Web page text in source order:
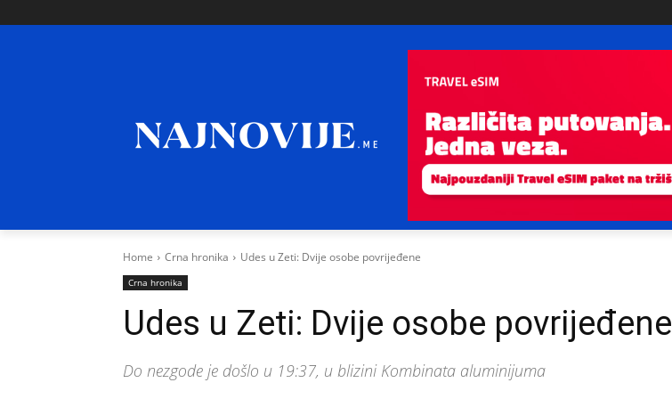
Home Crna hronika Udes u Zeti: Dvije osobe povrijeđene
Crna hronika
Udes u Zeti: Dvije osobe povrijeđene
Do nezgode je došlo u 19:37, u blizini Kombinata aluminijuma